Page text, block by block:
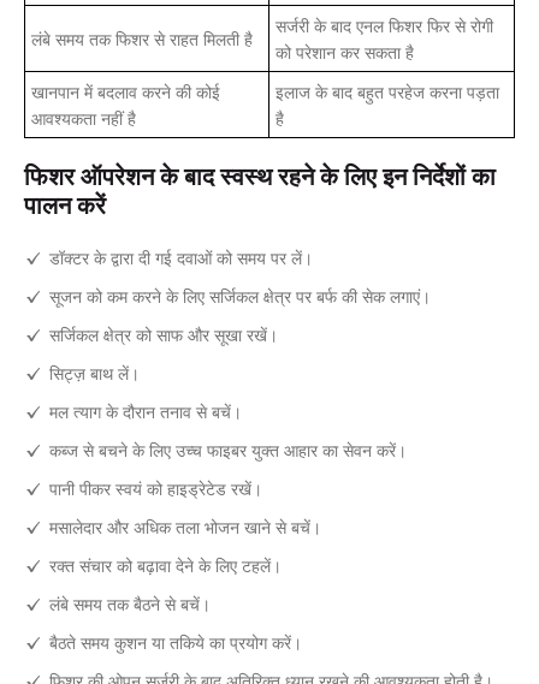
लंबे समय तक फिशर से राहत मिलती है
सर्जरी के बाद एनल फिशर फिर से रोगी
को परेशान कर सकता है
खानपान में बदलाव करने की कोई
आवश्यकता नहीं है
इलाज के बाद बहुत परहेज करना पड़ता
है
फिशर ऑपरेशन के बाद स्वस्थ रहने के लिए इन निर्देशों का
पालन करें
डॉक्टर के द्वारा दी गई दवाओं को समय पर लें।
सूजन को कम करने के लिए सर्जिकल क्षेत्र पर बर्फ की सेक लगाएं।
सर्जिकल क्षेत्र को साफ और सूखा रखें।
सिट्ज़ बाथ लें।
मल त्याग के दौरान तनाव से बचें।
कब्ज से बचने के लिए उच्च फाइबर युक्त आहार का सेवन करें।
पानी पीकर स्वयं को हाइड्रेटेड रखें।
मसालेदार और अधिक तला भोजन खाने से बचें।
रक्त संचार को बढ़ावा देने के लिए टहलें।
लंबे समय तक बैठने से बचें।
बैठते समय कुशन या तकिये का प्रयोग करें।